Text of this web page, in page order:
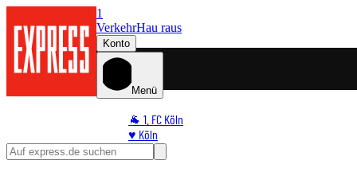
1
VerkehrHau raus
Konto
Menü
🐐 1. FC Köln
♥️ Köln
⭐ Promi